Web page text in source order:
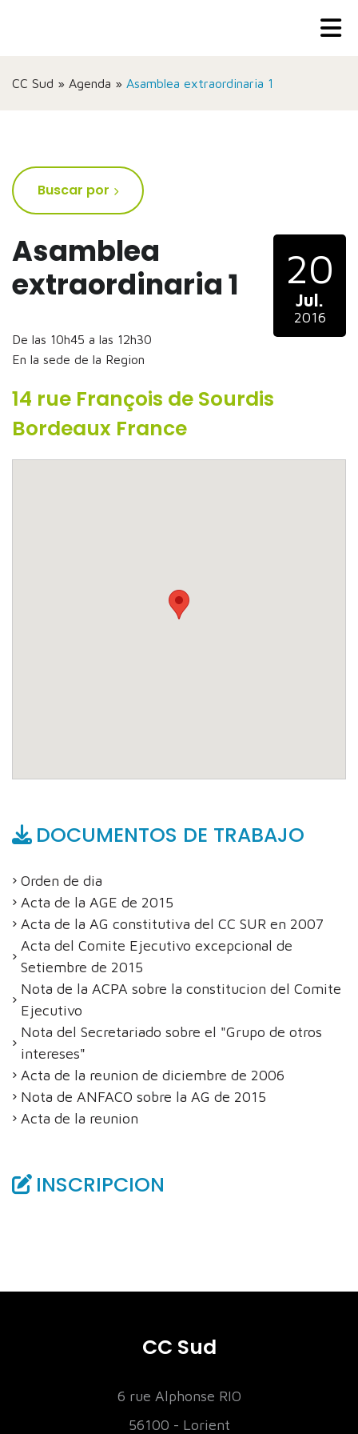
CC Sud » Agenda » Asamblea extraordinaria 1
Asamblea
extraordinaria 1
De las 10h45 a las 12h30
En la sede de la Region
20
Jul.
2016
14 rue François de Sourdis
Bordeaux France
DOCUMENTOS DE TRABAJO
Orden de dia
Acta de la AGE de 2015
Acta de la AG constitutiva del CC SUR en 2007
Acta del Comite Ejecutivo excepcional de
Setiembre de 2015
Nota de la ACPA sobre la constitucion del Comite
Ejecutivo
Nota del Secretariado sobre el "Grupo de otros
intereses"
Acta de la reunion de diciembre de 2006
Nota de ANFACO sobre la AG de 2015
Acta de la reunion
INSCRIPCION
Buscar por
CC Sud
6 rue Alphonse RIO
56100 - Lorient